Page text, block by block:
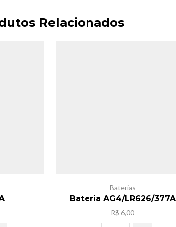
Relacionados
Baterias
Bateria AG4/LR626/377A
R$ 6,00